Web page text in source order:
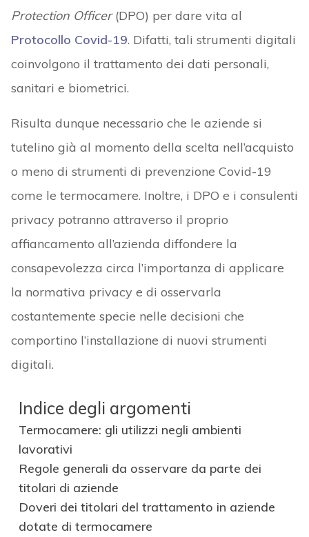
Protection Officer(DPO) per dare vita al
Protocollo Covid-19. Difatti, tali strumenti digitali
coinvolgono il trattamento dei dati personali,
sanitari e biometrici.
Risulta dunque necessario che le aziende si
tutelino già al momento della scelta nell’acquisto
o meno di strumenti di prevenzione Covid-19
come le termocamere. Inoltre, i DPO e i consulenti
privacy potranno attraverso il proprio
affiancamento all’azienda diffondere la
consapevolezza circa l’importanza di applicare
la normativa privacy e di osservarla
costantemente specie nelle decisioni che
comportino l’installazione di nuovi strumenti
digitali.
Indice degli argomenti
Termocamere: gli utilizzi negli ambienti
lavorativi
Regole generali da osservare da parte dei
titolari di aziende
Doveri dei titolari del trattamento in aziende
dotate di termocamere